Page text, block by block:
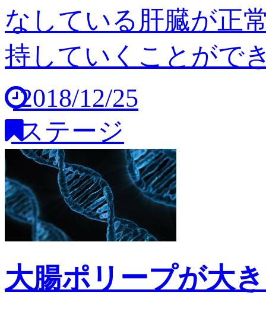
なしている肝臓が正
持していくことがで
2018/12/25
ステージ
大腸ポリープが大